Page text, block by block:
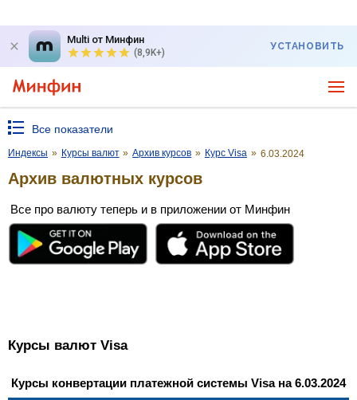
Multi от Минфин
(8,9K+)
УСТАНОВИТЬ
Все показатели
Индексы » Курсы валют » Архив курсов » Курс Visa » 6.03.2024
Архив валютных курсов
Все про валюту теперь и в приложении от Минфин
Курсы валют Visa
Курсы конвертации платежной системы Visa на 6.03.2024